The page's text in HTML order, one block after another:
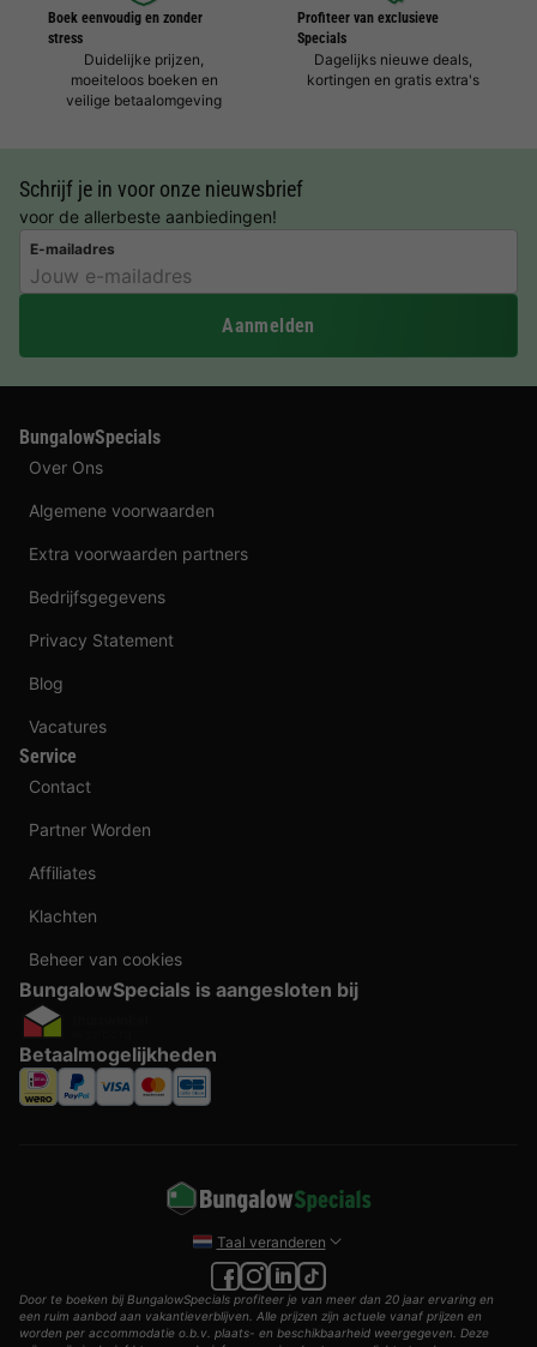
Boek eenvoudig en zonder
stress
Duidelijke prijzen,
moeiteloos boeken en
veilige betaalomgeving
Profiteer van exclusieve
Specials
Dagelijks nieuwe deals,
kortingen en gratis extra's
Schrijf je in voor onze nieuwsbrief
voor de allerbeste aanbiedingen!
E-mailadres
Aanmelden
BungalowSpecials
Over Ons
Algemene voorwaarden
Extra voorwaarden partners
Bedrijfsgegevens
Privacy Statement
Blog
Vacatures
Service
Contact
Partner Worden
Affiliates
Klachten
Beheer van cookies
BungalowSpecials is aangesloten bij
Betaalmogelijkheden
Taal veranderen
Door te boeken bij BungalowSpecials profiteer je van meer dan 20 jaar ervaring en
een ruim aanbod aan vakantieverblijven. Alle prijzen zijn actuele vanaf prijzen en
worden per accommodatie o.b.v. plaats- en beschikbaarheid weergegeven. Deze